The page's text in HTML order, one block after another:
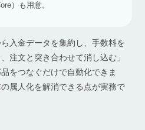
）も用意。
入金データを集約し、手数料を
注文と突き合わせて消し込む」
をつなぐだけで自動化できま
属人化を解消できる点が実務で